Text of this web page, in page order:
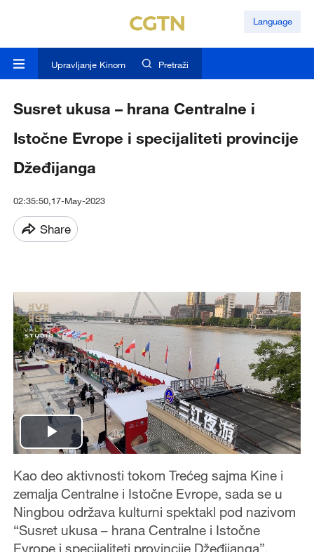
Language
Upravljanje Kinom Pretraži
Susret ukusa – hrana Centralne i
Istočne Evrope i specijaliteti provincije
Džeđijanga
02:35:50,17-May-2023
Share
Play
Video
Kao deo aktivnosti tokom Trećeg sajma Kine i
zemalja Centralne i Istočne Evrope, sada se u
Ningbou održava kulturni spektakl pod nazivom
“Susret ukusa – hrana Centralne i Istočne
Evrope i specijaliteti provincije Džeđijanga”.